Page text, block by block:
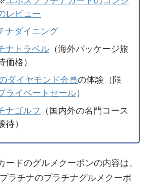
レビュー
ナダイニング
ナトラベル （海外パッケージ旅
価格）
ダイヤモンド会員の体験（限
ライベートセール）
ナゴルフ
（国内外の名門コース
待）
ードのグルメクーポンの内容は、
ラチナのプラチナグルメクーポ